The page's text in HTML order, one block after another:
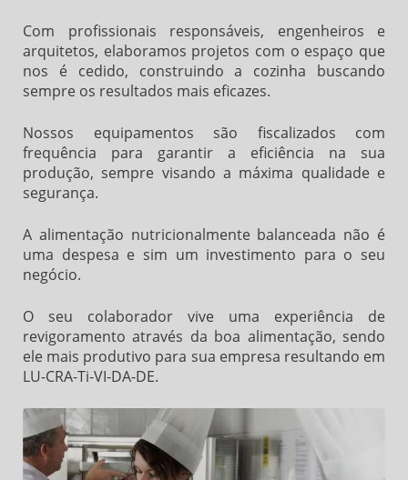
Com profissionais responsáveis, engenheiros e
arquitetos, elaboramos projetos com o espaço que
nos é cedido, construindo a cozinha buscando
sempre os resultados mais eficazes.
Nossos equipamentos são fiscalizados com
frequência para garantir a eficiência na sua
produção, sempre visando a máxima qualidade e
segurança.
A alimentação nutricionalmente balanceada não é
uma despesa e sim um investimento para o seu
negócio.
O seu colaborador vive uma experiência de
revigoramento através da boa alimentação, sendo
ele mais produtivo para sua empresa resultando em
LU-CRA-Ti-VI-DA-DE.